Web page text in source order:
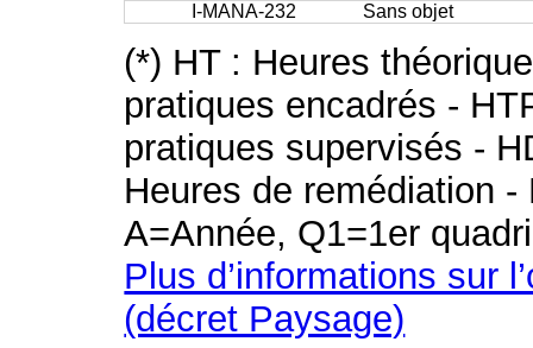
I-MANA-232
Sans objet
(*) HT : Heures
pratiques encadrés -
pratiques supervisés -
Heures de remédiation
A=Année, Q1=1er
Plus d’informations sur
(décret Paysage)